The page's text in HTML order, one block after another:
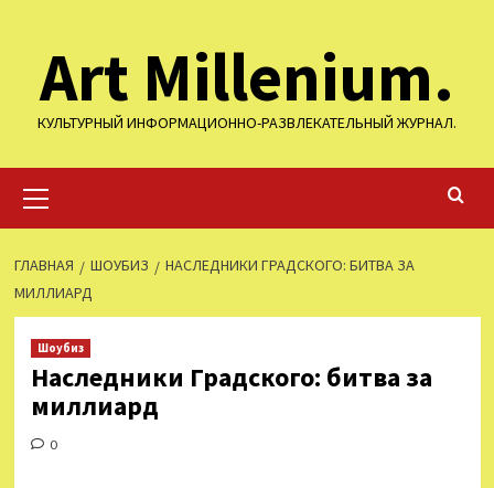
содержимому
Art Millenium.
КУЛЬТУРНЫЙ ИНФОРМАЦИОННО-РАЗВЛЕКАТЕЛЬНЫЙ ЖУРНАЛ.
меню
ГЛАВНАЯ ШОУБИЗ
НАСЛЕДНИКИ ГРАДСКОГО: БИТВА ЗА
МИЛЛИАРД
Шоубиз
Наследники Градского: битва за
миллиард
0